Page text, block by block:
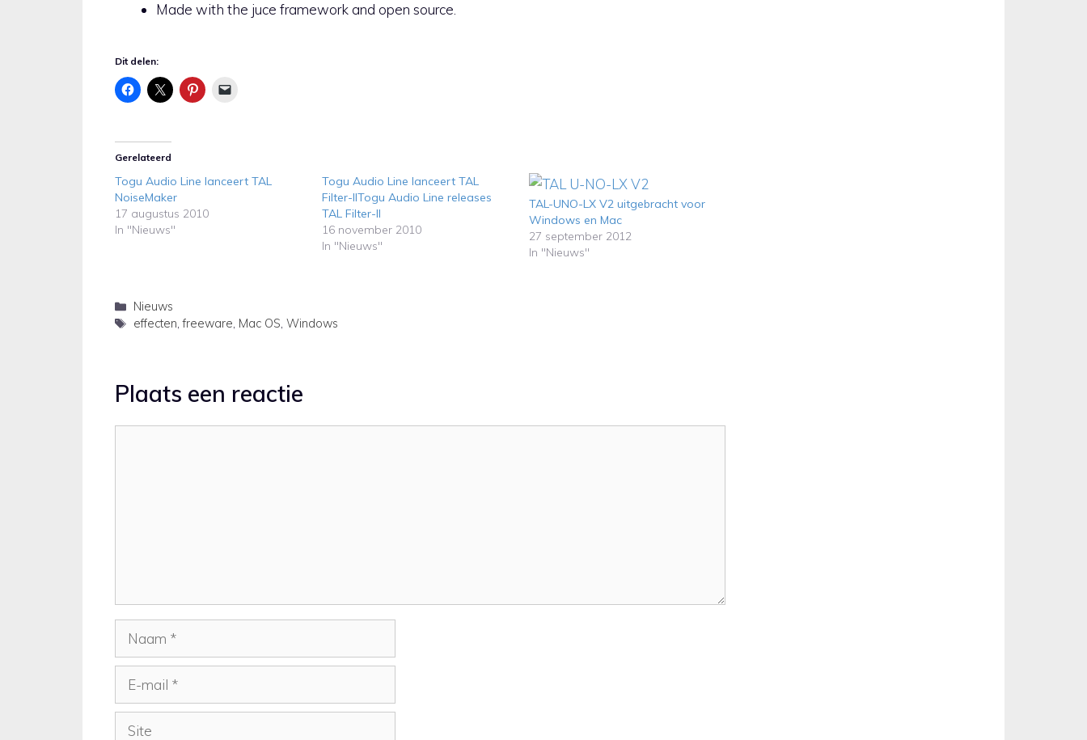
Made with the juce framework and open source.
Dit delen:
Gerelateerd
Togu Audio Line lanceert TAL
NoiseMaker
17 augustus 2010
In "Nieuws"
Togu Audio Line lanceert TAL
Filter-IITogu Audio Line releases
TAL Filter-II
16 november 2010
In "Nieuws"
TAL-UNO-LX V2 uitgebracht voor
Windows en Mac
27 september 2012
In "Nieuws"
Categorieën
Nieuws
Tags
effecten,freeware, Mac OS,Windows
Plaats een reactie
Naam
mail
Site